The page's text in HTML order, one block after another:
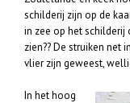
schilderij zijn op de
in zee op het schilderij
zien?? De struiken
vlier zijn geweest,
In het hoog